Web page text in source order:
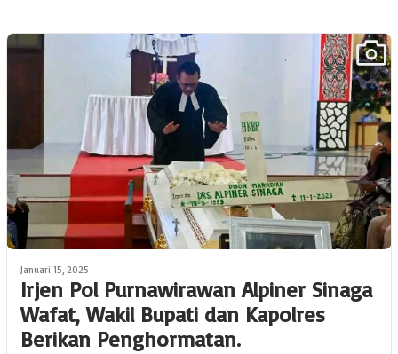
Januari 15, 2025
Irjen Pol Purnawirawan Alpiner Sinaga
Wafat, Wakil Bupati dan Kapolres
Berikan Penghormatan.